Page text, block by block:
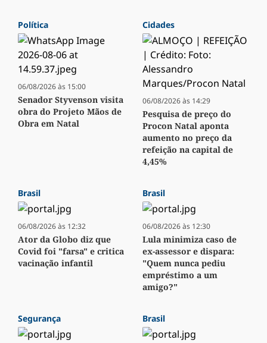
Política
06/08/2026 às 15:00
Senador Styvenson visita
obra do Projeto Mãos de
Obra em Natal
Cidades
06/08/2026 às 14:29
Pesquisa de preço do
Procon Natal aponta
aumento no preço da
refeição na capital de
4,45%
Brasil
06/08/2026 às 12:32
Ator da Globo diz que
Covid foi "farsa" e critica
vacinação infantil
Brasil
06/08/2026 às 12:30
Lula minimiza caso de
ex-assessor e dispara:
"Quem nunca pediu
empréstimo a um
amigo?"
Segurança Brasil